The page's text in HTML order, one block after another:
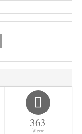
363
følgere